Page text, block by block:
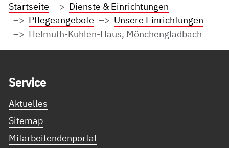
Startseite
Dienste & Einrichtungen
Pflegeangebote
Unsere Einrichtungen
Helmuth-Kuhlen-Haus, Mönchengladbach
Ser­vice
Aktuelles
Sitemap
Mitarbeitendenportal